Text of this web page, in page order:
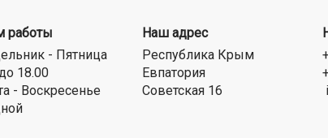
работы
- Пятница
18.00
- Воскресенье
Наш адрес
Республика Крым
Евпатория
Советская 16